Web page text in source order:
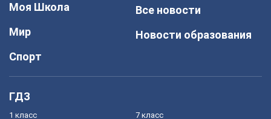
Моя Школа
Мир
Спорт
Все новости
Новости образования
ГДЗ
1 класс 7 класс